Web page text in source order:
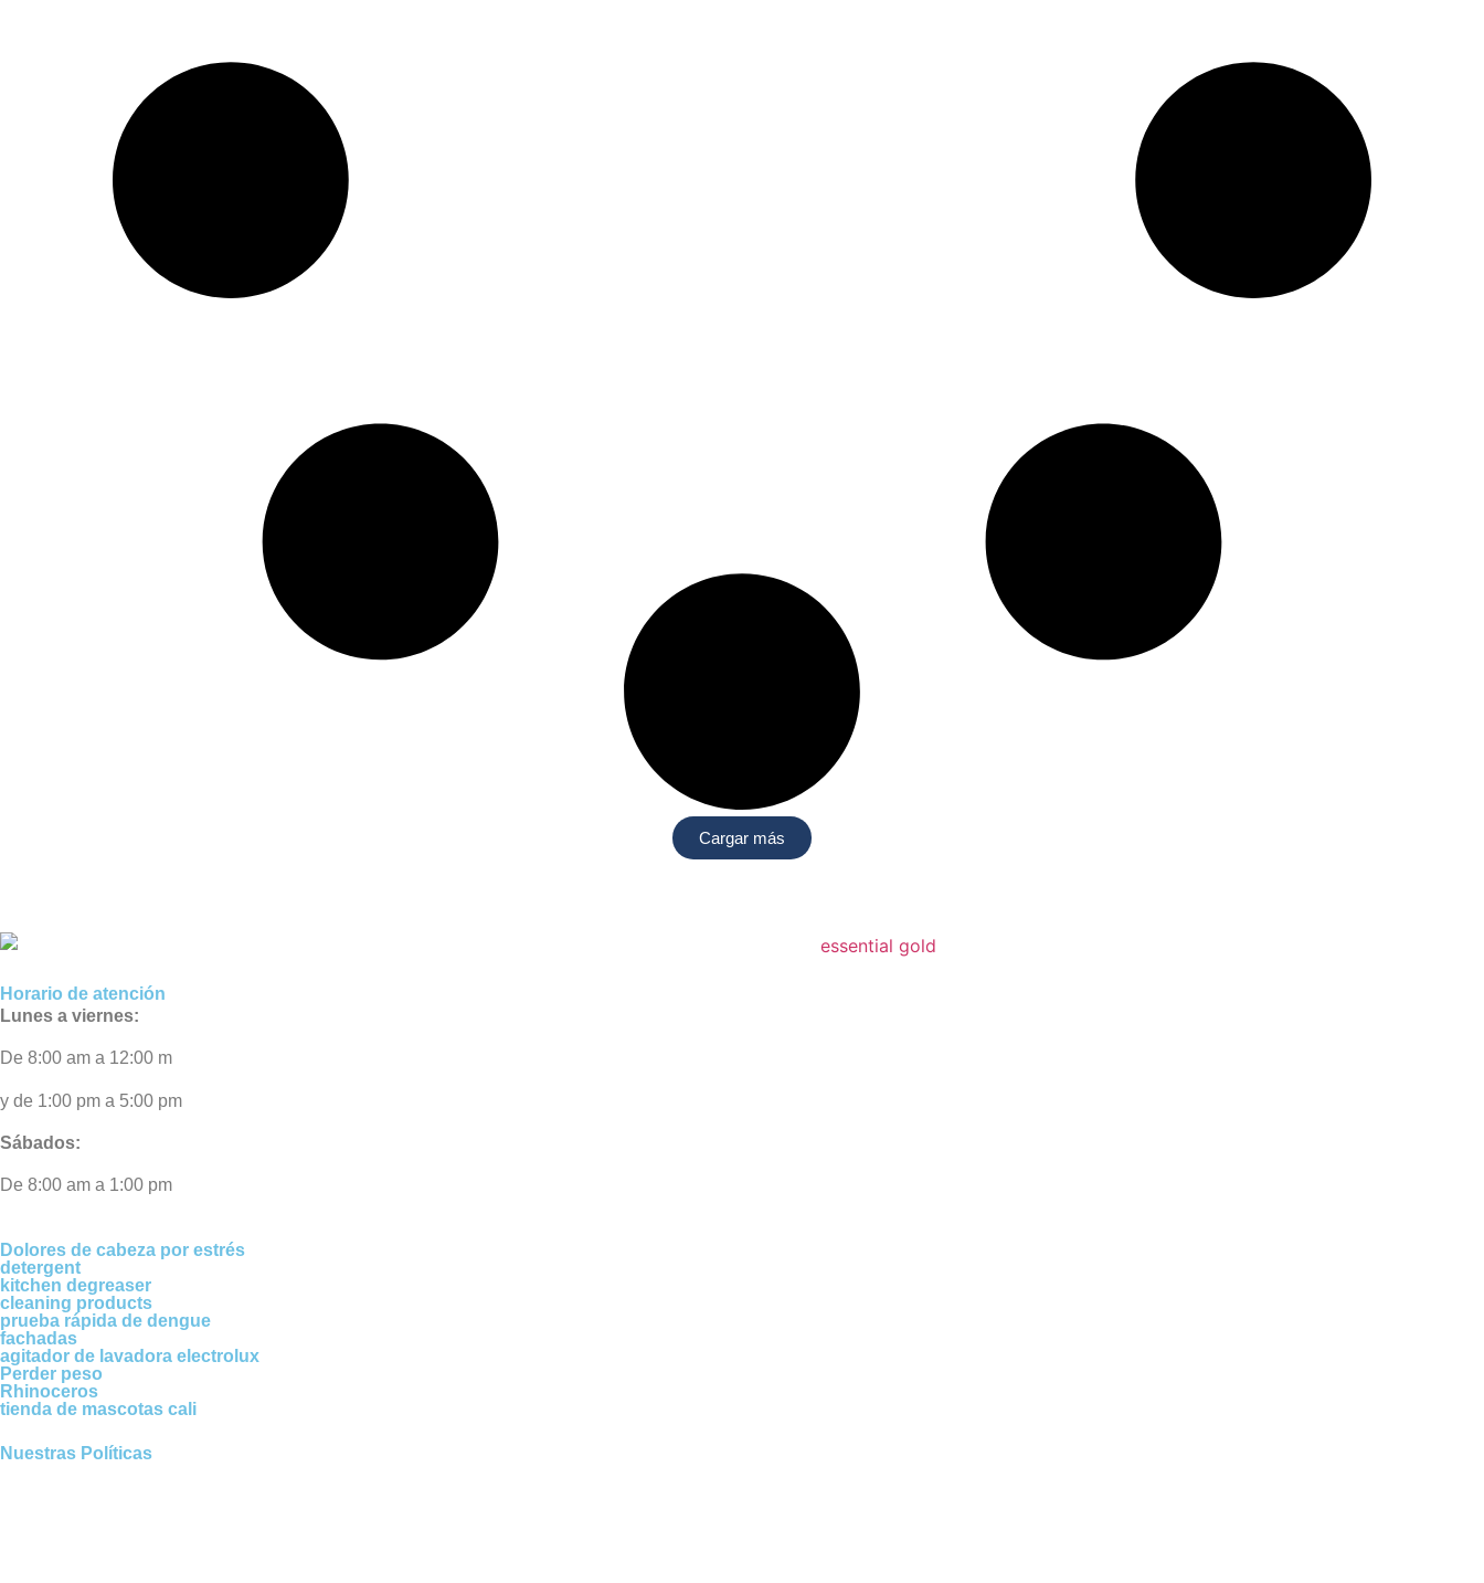
Cargar más
Horario de atención
Lunes a viernes:
De 8:00 am a 12:00 m
y de 1:00 pm a 5:00 pm
Sábados:
De 8:00 am a 1:00 pm
Dolores de cabeza por estrés
detergent
kitchen degreaser
cleaning products
prueba rápida de dengue
fachadas
agitador de lavadora electrolux
Perder peso
Rhinoceros
tienda de mascotas cali
Nuestras Políticas